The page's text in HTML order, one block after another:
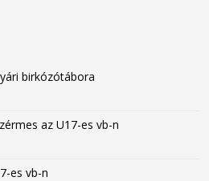
birkózótábora
az U17-es vb-n
es vb-n